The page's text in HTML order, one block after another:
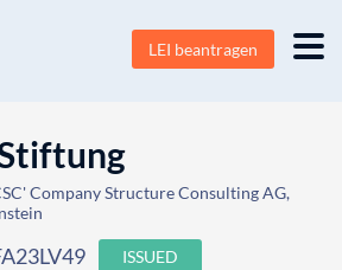
LEI beantragen
Company Structure Consulting AG,
ISSUED